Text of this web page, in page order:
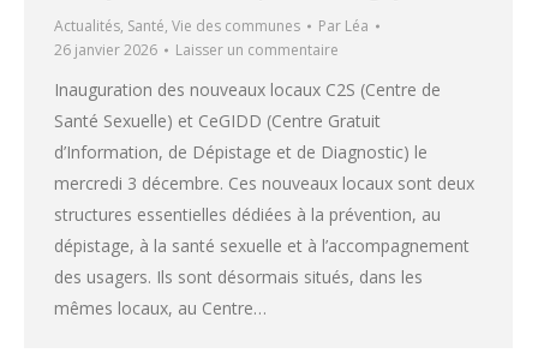
Actualités, Santé, Vie des communes Par Léa
26 janvier 2026
Laisser un commentaire
Inauguration des nouveaux locaux C2S (Centre de
Santé Sexuelle) et CeGIDD (Centre Gratuit
d’Information, de Dépistage et de Diagnostic) le
mercredi 3 décembre. Ces nouveaux locaux sont deux
structures essentielles dédiées à la prévention, au
dépistage, à la santé sexuelle et à l’accompagnement
des usagers. Ils sont désormais situés, dans les
mêmes locaux, au Centre…